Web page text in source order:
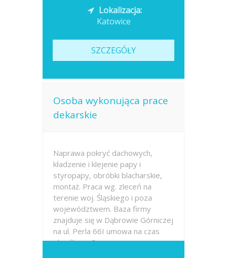
Lokalizacja:
Katowice
SZCZEGÓŁY
Osoba wykonująca prace
dekarskie
Naprawa pokryć dachowych,
kładzenie i klejenie papy i
styropapy, obróbki blacharskie,
montaż. Praca wg. zleceń na
terenie woj. Śląskiego i poza
województwem. Baza firmy
znajduje się w Dąbrowie Górniczej
na ul. Perla 66I umowa na czas
określony- 3...